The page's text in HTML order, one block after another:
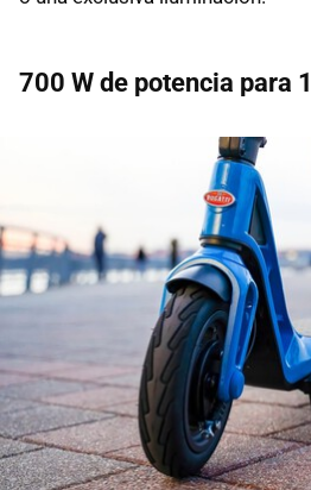
700 W de potencia para